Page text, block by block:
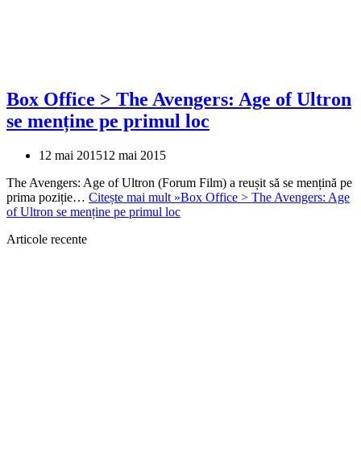
Box Office > The Avengers: Age of Ultron
se menține pe primul loc
12 mai 201512 mai 2015
The Avengers: Age of Ultron (Forum Film) a reușit să se mențină pe
prima poziție… Citește mai mult »Box Office > The Avengers: Age
of Ultron se menține pe primul loc
Articole recente